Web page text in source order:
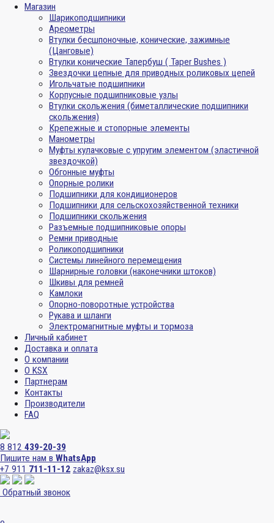
Магазин
Шарикоподшипники
Ареометры
Втулки бесшпоночные, конические, зажимные
(Цанговые)
Втулки конические Тапербуш ( Taper Bushes )
Звездочки цепные для приводных роликовых цепей
Игольчатые подшипники
Корпусные подшипниковые узлы
Втулки скольжения (биметаллические подшипники
скольжения)
Крепежные и стопорные элементы
Манометры
Муфты кулачковые с упругим элементом (эластичной
звездочкой)
Обгонные муфты
Опорные ролики
Подшипники для кондиционеров
Подшипники для сельскохозяйственной техники
Подшипники скольжения
Разъемные подшипниковые опоры
Ремни приводные
Роликоподшипники
Системы линейного перемещения
Шарнирные головки (наконечники штоков)
Шкивы для ремней
Камлоки
Опорно-поворотные устройства
Рукава и шланги
Электромагнитные муфты и тормоза
Личный кабинет
Доставка и оплата
О компании
О KSX
Партнерам
Контакты
Производители
FAQ
8 812 439-20-39
Пишите нам в WhatsApp
+7 911 711-11-12 zakaz@ksx.su
Обратный звонок